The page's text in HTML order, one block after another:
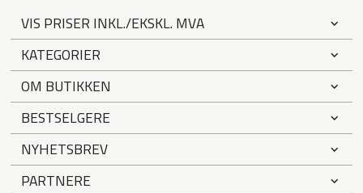
VIS PRISER INKL./EKSKL. MVA
KATEGORIER
OM BUTIKKEN
BESTSELGERE
NYHETSBREV
PARTNERE